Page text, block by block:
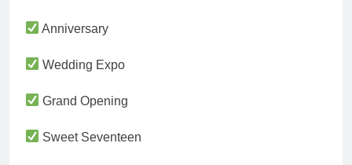
Anniversary
Wedding Expo
Grand Opening
Sweet Seventeen